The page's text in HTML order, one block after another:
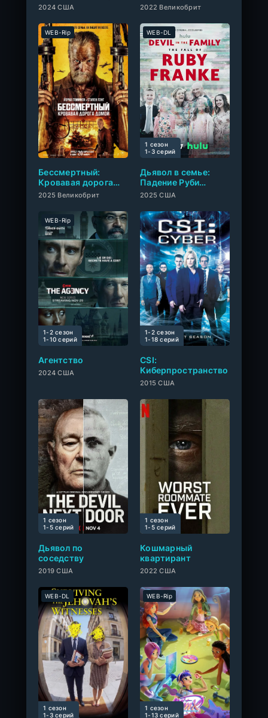
2024 США 2022 Великобрит
Бессмертный:
Кровавая дорога
домой
2025 Великобрит
WEB-Rip
Дьявол в семье:
Падение Руби
Франке
2025 США
WEB-DL
1 сезон
1-3 cерий
0
Агентство
2024 США
WEB-Rip
1-2 сезон
1-10 cерий
CSI:
Киберпространство
2015 США
1-2 сезон
1-18 cерий
0
Дьявол по
соседству
2019 США
1 сезон
1-5 cерий
Кошмарный
квартирант
2022 США
1 сезон
1-5 cерий
0
WEB-DL
1 сезон
1-3 cерий
WEB-Rip
1 сезон
1-13 cерий
9.2